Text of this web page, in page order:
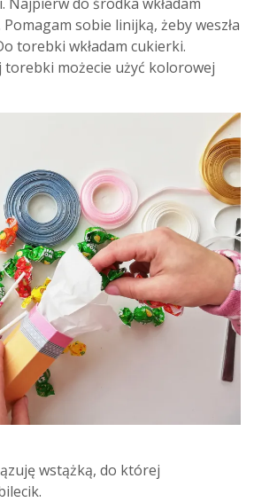
sobie linijką, żeby weszła
torebki wkładam cukierki.
możecie użyć kolorowej
wstążką, do której